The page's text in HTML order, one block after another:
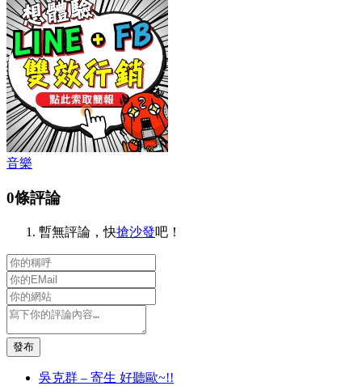
音樂
0條評論
暫無評論，快搶沙發吧！
發布
吳克群 – 寄生 好聽歐~!!